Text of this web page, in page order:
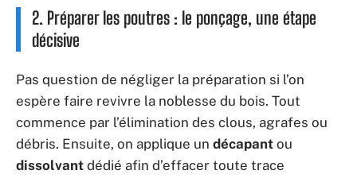
2. Préparer les poutres : le ponçage, une étape
décisive
Pas question de négliger la préparation si l’on
espère faire revivre la noblesse du bois. Tout
commence par l’élimination des clous, agrafes ou
débris. Ensuite, on applique un décapant ou
dissolvant dédié afin d’effacer toute trace